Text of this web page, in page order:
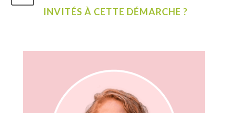
INVITÉS À CETTE DÉMARCHE ?